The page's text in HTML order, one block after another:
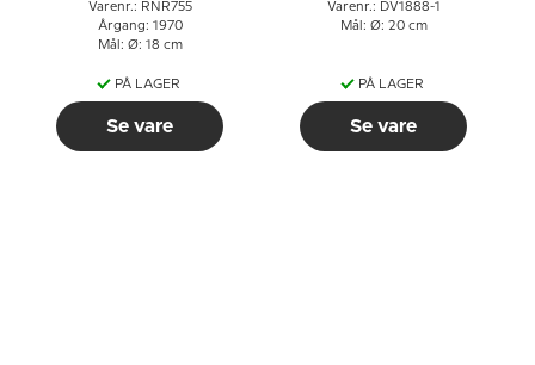
Varenr.: RNR755
Årgang: 1970
Mål: Ø: 18 cm
PÅ LAGER
Se vare
Varenr.: DV1888-1
Mål: Ø: 20 cm
PÅ LAGER
Se vare